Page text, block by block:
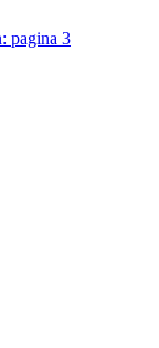
pagina 3